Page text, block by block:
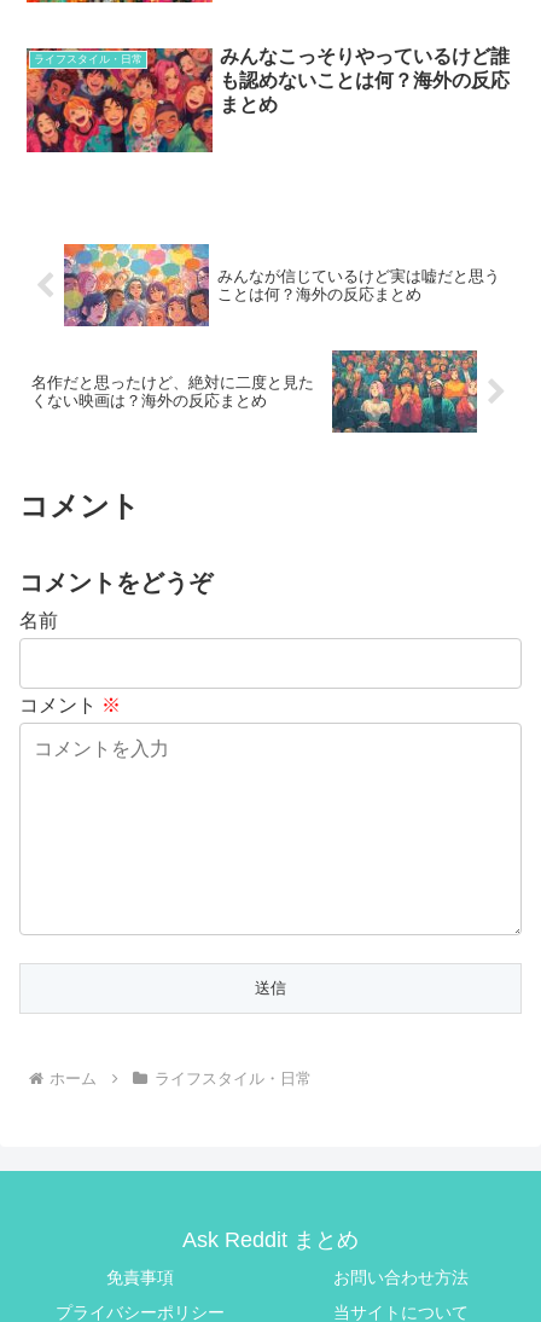
ライフスタイル・日常
みんなこっそりやっているけど誰
も認めないことは何？海外の反応
まとめ
みんなが信じているけど実は嘘だと思う
ことは何？海外の反応まとめ
名作だと思ったけど、絶対に二度と見た
くない映画は？海外の反応まとめ
コメント
コメントをどうぞ
名前
コメント ※
ホーム ライフスタイル・日常
Ask Reddit まとめ
免責事項
お問い合わせ方法
プライバシーポリシー
当サイトについて